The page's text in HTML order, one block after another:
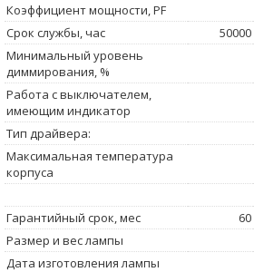
Коэффициент мощности, PF
Срок службы, час
50000
Минимальный уровень
диммирования, %
Работа с выключателем,
имеющим индикатор
Тип драйвера:
Максимальная температура
корпуса
Гарантийный срок, мес
60
Размер и вес лампы
Дата изготовления лампы